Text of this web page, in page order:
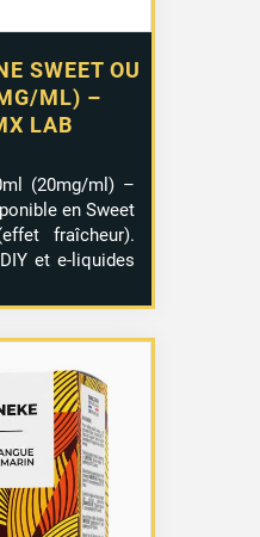
SWEET OU
ML) –
LAB
(20mg/ml) –
en Sweet
fraîcheur).
et e-liquides